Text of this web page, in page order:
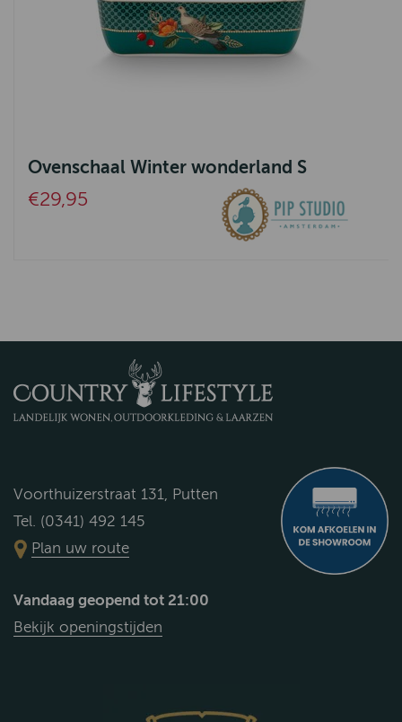
Ovenschaal Winter wonderland S
€29,95
Voorthuizerstraat 131, Putten
Tel. (0341) 492 145
Plan uw route
Vandaag geopend tot 21:00
Bekijk openingstijden